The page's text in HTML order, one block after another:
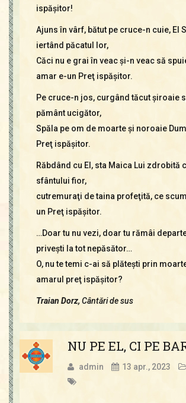
ispăşitor!
Ajuns în vârf, bătut pe cruce-n cuie, El
iertând păcatul lor,
Căci nu e grai în veac şi-n veac să
amar e-un Preţ ispăşitor.
Pe cruce-n jos, curgând tăcut şiroaie
pământ ucigător,
Spăla pe om de moarte şi noroaie
Preţ ispăşitor.
Răbdând cu El, sta Maica Lui zdrobită
sfântului fior,
cutremuraţi de taina profeţită, ce
un Preţ ispăşitor.
…Doar tu nu vezi, doar tu rămâi
priveşti la tot nepăsător…
O, nu te temi c-ai să plăteşti prin
amarul preţ ispăşitor?
Traian Dorz, Cântări de sus
NU PE EL, CI PE
admin 13 apr., 2023